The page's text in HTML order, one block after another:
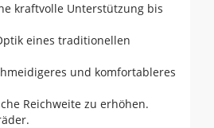
kraftvolle Unterstützung bis
eines traditionellen
und komfortableres
Reichweite zu erhöhen.